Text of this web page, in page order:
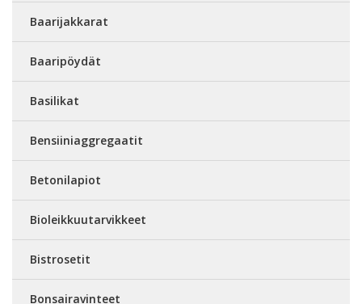
Baarijakkarat
Baaripöydät
Basilikat
Bensiiniaggregaatit
Betonilapiot
Bioleikkuutarvikkeet
Bistrosetit
Bonsairavinteet